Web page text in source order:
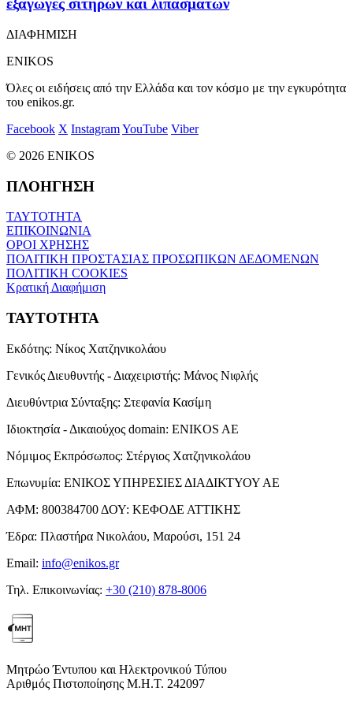
εξαγωγές σιτηρών και λιπασμάτων
ΔΙΑΦΗΜΙΣΗ
ENIKOS
Όλες οι ειδήσεις από την Ελλάδα και τον κόσμο με την εγκυρότητα
του enikos.gr.
Facebook X InstagramYouTube Viber
© 2026 ENIKOS
ΠΛΟΗΓΗΣΗ
ΤΑΥΤΟΤΗΤΑ
ΕΠΙΚΟΙΝΩΝΙΑ
ΟΡΟΙ ΧΡΗΣΗΣ
ΠΟΛΙΤΙΚΗ ΠΡΟΣΤΑΣΙΑΣ ΠΡΟΣΩΠΙΚΩΝ ΔΕΔΟΜΕΝΩΝ
ΠΟΛΙΤΙΚΗ COOKIES
Κρατική Διαφήμιση
ΤΑΥΤΟΤΗΤΑ
Εκδότης: Νίκος Χατζηνικολάου
Γενικός Διευθυντής - Διαχειριστής: Μάνος Νιφλής
Διευθύντρια Σύνταξης: Στεφανία Κασίμη
Ιδιοκτησία - Δικαιούχος domain: ENIKOS AE
Νόμιμος Εκπρόσωπος: Στέργιος Χατζηνικολάου
Επωνυμία: ΕΝΙΚΟΣ ΥΠΗΡΕΣΙΕΣ ΔΙΑΔΙΚΤΥΟΥ ΑΕ
ΑΦΜ: 800384700 ΔΟΥ: ΚΕΦΟΔΕ ΑΤΤΙΚΗΣ
Έδρα: Πλαστήρα Νικολάου, Μαρούσι, 151 24
Email: info@enikos.gr
Τηλ. Επικοινωνίας: +30 (210) 878-8006
Μητρώο Έντυπου και Ηλεκτρονικού Τύπου
Αριθμός Πιστοποίησης Μ.Η.Τ. 242097